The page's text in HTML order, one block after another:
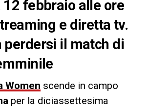
febbraio alle ore
e diretta tv.
perdersi il match di
Women scende in campo
per la diciassettesima